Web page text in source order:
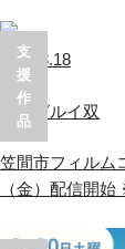
2021.3.18
賭ケグルイ双
笠間市フィルム
（金）配信開
支
援
作
品